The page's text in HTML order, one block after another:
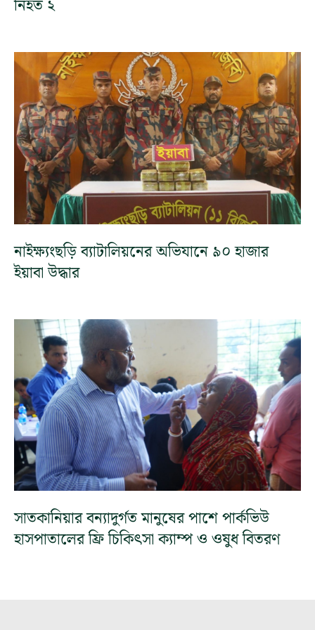
নিহত ২
নাইক্ষ্যংছড়ি ব্যাটালিয়নের অভিযানে ৯০ হাজার
ইয়াবা উদ্ধার
সাতকানিয়ার বন্যাদুর্গত মানুষের পাশে পার্কভিউ
হাসপাতালের ফ্রি চিকিৎসা ক্যাম্প ও ওষুধ বিতরণ